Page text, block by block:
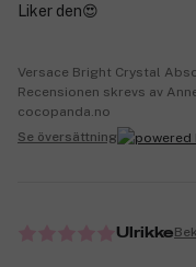
Liker den😍
Versace Bright Crystal
Recensionen skrevs av
cocopanda.no
Se översättning
Ulrikke